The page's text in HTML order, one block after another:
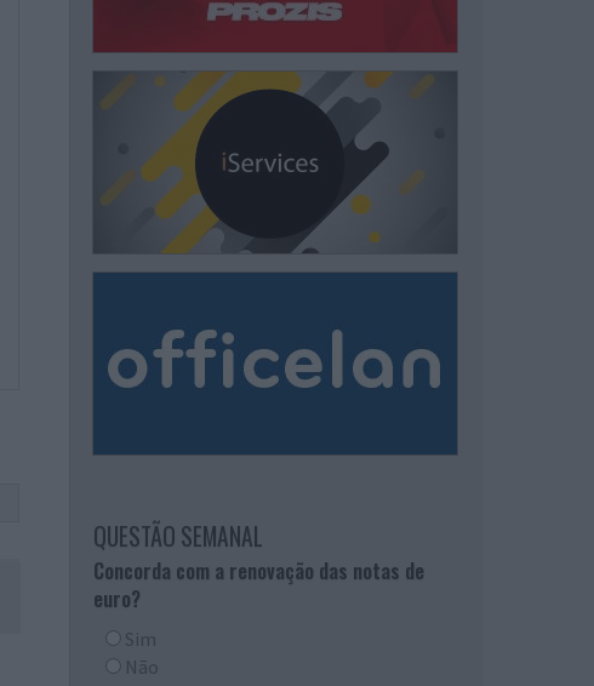
QUESTÃO SEMANAL
Concorda com a renovação das notas de
euro?
Sim
Não